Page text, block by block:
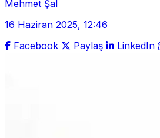
Mehmet Şal
16 Haziran 2025, 12:46
Facebook
Paylaş LinkedIn